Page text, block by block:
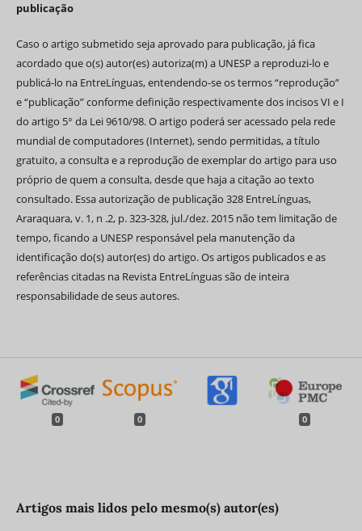
publicação
Caso o artigo submetido seja aprovado para publicação, já fica
acordado que o(s) autor(es) autoriza(m) a UNESP a reproduzi-lo e
publicá-lo na EntreLínguas, entendendo-se os termos “reprodução”
e “publicação” conforme definição respectivamente dos incisos VI e I
do artigo 5° da Lei 9610/98. O artigo poderá ser acessado pela rede
mundial de computadores (Internet), sendo permitidas, a título
gratuito, a consulta e a reprodução de exemplar do artigo para uso
próprio de quem a consulta, desde que haja a citação ao texto
consultado. Essa autorização de publicação 328 EntreLínguas,
Araraquara, v. 1, n .2, p. 323-328, jul./dez. 2015 não tem limitação de
tempo, ficando a UNESP responsável pela manutenção da
identificação do(s) autor(es) do artigo. Os artigos publicados e as
referências citadas na Revista EntreLínguas são de inteira
responsabilidade de seus autores.
0 0 0
Artigos mais lidos pelo mesmo(s) autor(es)